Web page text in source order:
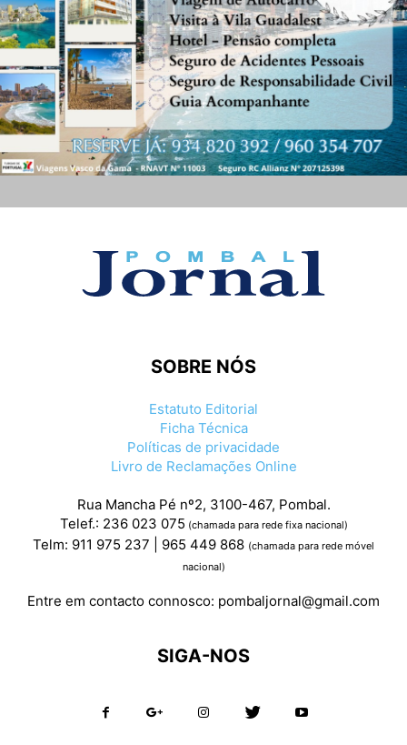
SOBRE NÓS
Estatuto Editorial
Ficha Técnica
Políticas de privacidade
Livro de Reclamações Online
Rua Mancha Pé nº2, 3100-467, Pombal.
Telef.: 236 023 075 (chamada para rede fixa nacional)
Telm: 911 975 237 | 965 449 868 (chamada para rede móvel
nacional)
Entre em contacto connosco: pombaljornal@gmail.com
SIGA-NOS